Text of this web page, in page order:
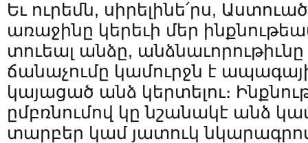
Եւ ուրեմն, սիրելինե՛րս,
առաջինը կերեւի մեր
տուեալ անձը, անձնաւորութիւնը
ճանաչումը կամուրջն է
կայացած անձ կերտելու։
ըմբռնումով կը նշանակէ անձ
տարբեր կամ յատուկ